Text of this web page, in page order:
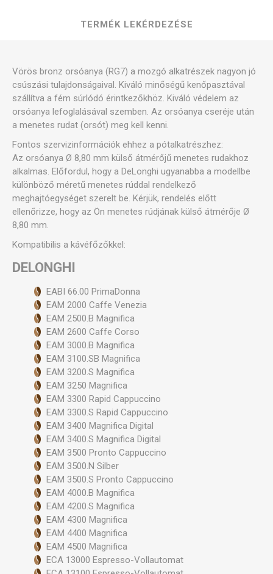
TERMÉK LEKÉRDEZÉSE
Vörös bronz orsóanya (RG7) a mozgó alkatrészek nagyon jó
csúszási tulajdonságaival. Kiváló minőségű kenőpasztával
szállítva a fém súrlódó érintkezőkhöz. Kiváló védelem az
orsóanya lefoglalásával szemben. Az orsóanya cseréje után
a menetes rudat (orsót) meg kell kenni.
Fontos szervizinformációk ehhez a pótalkatrészhez:
Az orsóanya Ø 8,80 mm külső átmérőjű menetes rudakhoz
alkalmas. Előfordul, hogy a DeLonghi ugyanabba a modellbe
különböző méretű menetes rúddal rendelkező
meghajtóegységet szerelt be. Kérjük, rendelés előtt
ellenőrizze, hogy az Ön menetes rúdjának külső átmérője Ø
8,80 mm.
Kompatibilis a kávéfőzőkkel:
DELONGHI
EABI 66.00 PrimaDonna
EAM 2000 Caffe Venezia
EAM 2500.B Magnifica
EAM 2600 Caffe Corso
EAM 3000.B Magnifica
EAM 3100.SB Magnifica
EAM 3200.S Magnifica
EAM 3250 Magnifica
EAM 3300 Rapid Cappuccino
EAM 3300.S Rapid Cappuccino
EAM 3400 Magnifica Digital
EAM 3400.S Magnifica Digital
EAM 3500 Pronto Cappuccino
EAM 3500.N Silber
EAM 3500.S Pronto Cappuccino
EAM 4000.B Magnifica
EAM 4200.S Magnifica
EAM 4300 Magnifica
EAM 4400 Magnifica
EAM 4500 Magnifica
ECA 13000 Espresso-Vollautomat